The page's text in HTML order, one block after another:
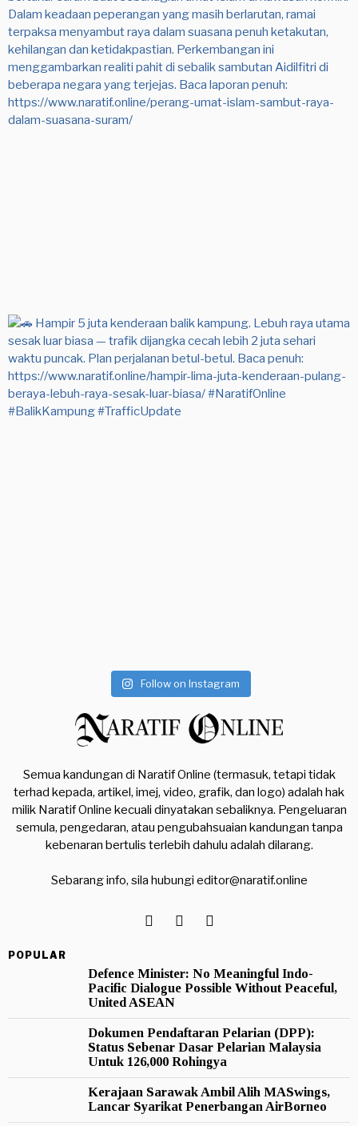
Follow on Instagram
Semua kandungan di Naratif Online (termasuk, tetapi tidak
terhad kepada, artikel, imej, video, grafik, dan logo) adalah hak
milik Naratif Online kecuali dinyatakan sebaliknya. Pengeluaran
semula, pengedaran, atau pengubahsuaian kandungan tanpa
kebenaran bertulis terlebih dahulu adalah dilarang.
Sebarang info, sila hubungi editor@naratif.online
POPULAR
Defence Minister: No Meaningful Indo-
Pacific Dialogue Possible Without Peaceful,
United ASEAN
Dokumen Pendaftaran Pelarian (DPP):
Status Sebenar Dasar Pelarian Malaysia
Untuk 126,000 Rohingya
Kerajaan Sarawak Ambil Alih MASwings,
Lancar Syarikat Penerbangan AirBorneo